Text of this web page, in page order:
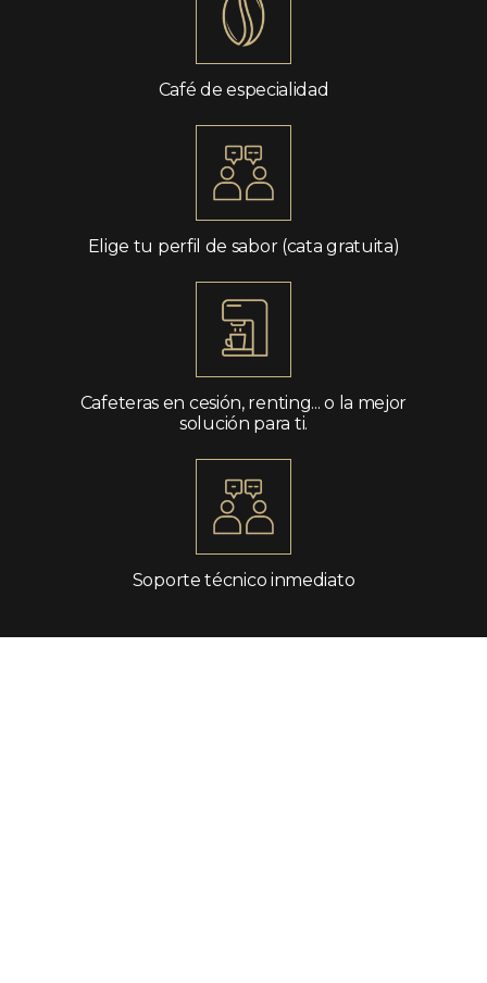
Café de especialidad
Elige tu perfil de sabor (cata gratuita)
Cafeteras en cesión, renting... o la mejor
solución para ti.
Soporte técnico inmediato